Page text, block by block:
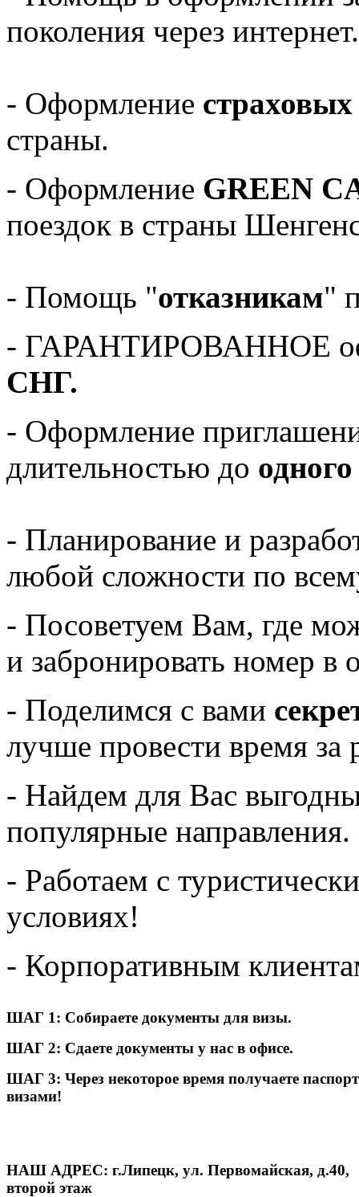
поколения через интернет.
- Оформление страховых
страны.
- Оформление GREEN
поездок в страны
- Помощь "отказникам"
- ГАРАНТИРОВАННОЕ
СНГ.
- Оформление
длительностью до
- Планирование и
любой сложности по
- Посоветуем Вам, где
и забронировать номер в
- Поделимся с вами
лучше провести время за
- Найдем для Вас
популярные направления.
- Работаем с
условиях!
- Корпоративным
ШАГ 1: Собираете документы для визы.
ШАГ 2: Сдаете документы у нас в офисе.
ШАГ 3: Через некоторое время получаете
визами!
НАШ АДРЕС: г.Липецк, ул. Первомайская, д.40,
второй этаж